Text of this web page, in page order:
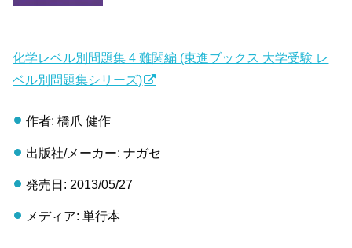
化学レベル別問題集 4 難関編 (東進ブックス 大学受験 レ
ベル別問題集シリーズ)
作者: 橋爪 健作
出版社/メーカー: ナガセ
発売日: 2013/05/27
メディア: 単行本